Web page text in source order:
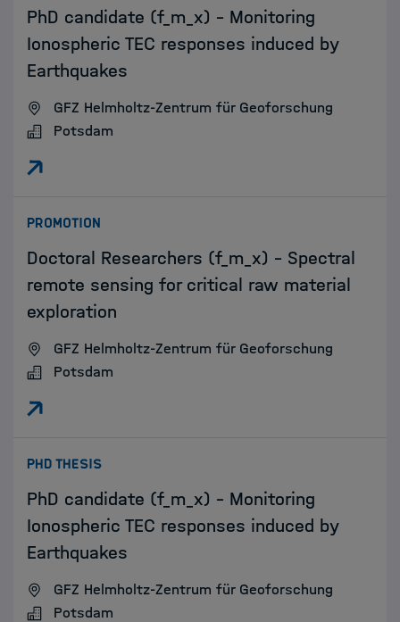
PhD candidate (f_m_x) - Monitoring
Ionospheric TEC responses induced by
Earthquakes
GFZ Helmholtz-Zentrum für Geoforschung
Potsdam
PROMOTION
Doctoral Researchers (f_m_x) - Spectral
remote sensing for critical raw material
exploration
GFZ Helmholtz-Zentrum für Geoforschung
Potsdam
PHD THESIS:
PhD candidate (f_m_x) - Monitoring
Ionospheric TEC responses induced by
Earthquakes
GFZ Helmholtz-Zentrum für Geoforschung
Potsdam